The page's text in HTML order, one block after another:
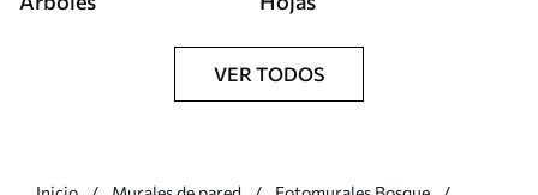
VER TODOS